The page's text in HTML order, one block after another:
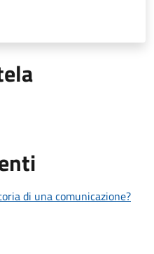
di una comunicazione?